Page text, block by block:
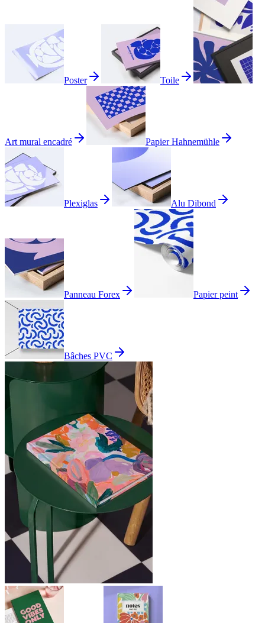
Poster Toile
Art mural encadré Papier Hahnemühle
Plexiglas Alu Dibond
Panneau Forex Papier peint
Bâches PVC